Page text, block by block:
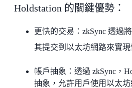
Holdstation 的關鍵優勢：
更快的交易：zkSync 透過
其提交到以太坊網路來實
帳戶抽象：透過 zkSync，
抽象，允許用戶使用以太